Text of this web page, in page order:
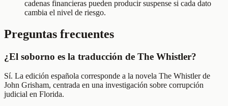
cadenas financieras pueden producir suspense si cada dato
cambia el nivel de riesgo.
Preguntas frecuentes
¿El soborno es la traducción de The Whistler?
Sí. La edición española corresponde a la novela The Whistler de
John Grisham, centrada en una investigación sobre corrupción
judicial en Florida.